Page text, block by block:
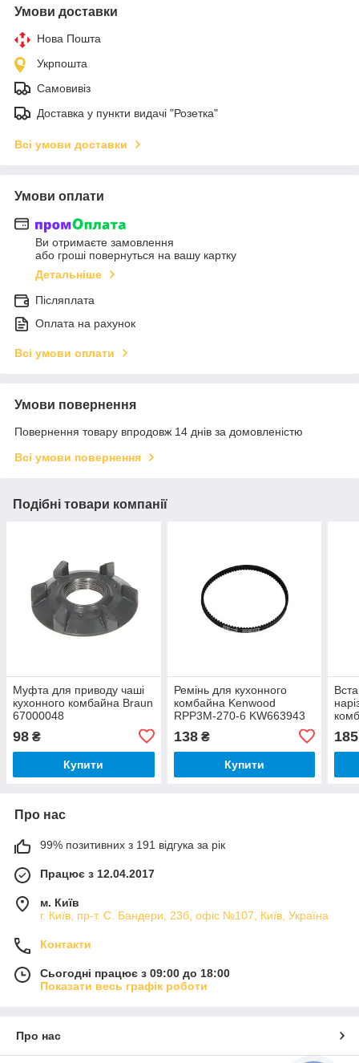
Умови доставки
Нова Пошта
Укрпошта
Самовивіз
Доставка у пункти видачі "Розетка"
Всі умови доставки
Умови оплати
Ви отримаєте замовлення
або гроші повернуться на вашу картку
Детальніше
Післяплата
Оплата на рахунок
Всі умови оплати
Умови повернення
Повернення товару впродовж 14 днів за домовленістю
Всі умови повернення
Подібні товари компанії
Муфта для приводу чаші
кухонного комбайна Braun
67000048
98 ₴
Купити
Ремінь для кухонного
комбайна Kenwood
RPP3M-270-6 KW663943
138₴
Купити
185
Про нас
99% позитивних з 191 відгука за рік
Працює з 12.04.2017
м. Київ
г. Київ, пр-т. С. Бандери, 23б, офіс №107, Київ, Україна
Контакти
Сьогодні працює з 09:00 до 18:00
Показати весь графік роботи
Про нас